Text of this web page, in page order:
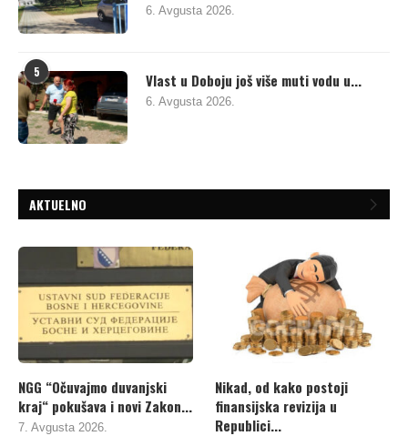
6. Avgusta 2026.
5 Vlast u Doboju još više muti vodu u...
6. Avgusta 2026.
AKTUELNO
NGG “Očuvajmo duvanjski
kraj“ pokušava i novi Zakon...
7. Avgusta 2026.
Nikad, od kako postoji
finansijska revizija u
Republici...